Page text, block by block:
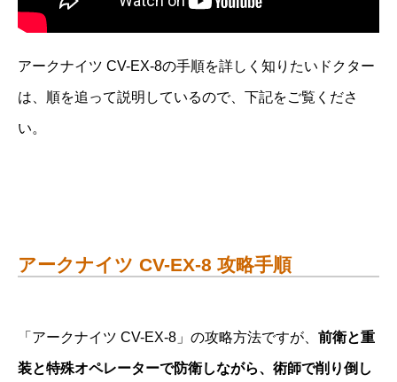
アークナイツ CV-EX-8の手順を詳しく知りたいドクター
は、順を追って説明しているので、下記をご覧くださ
い。
アークナイツ CV-EX-8 攻略手順
「アークナイツ CV-EX-8」の攻略方法ですが、 前衛と重
装と特殊オペレーターで防衛しながら、術師で削り倒し